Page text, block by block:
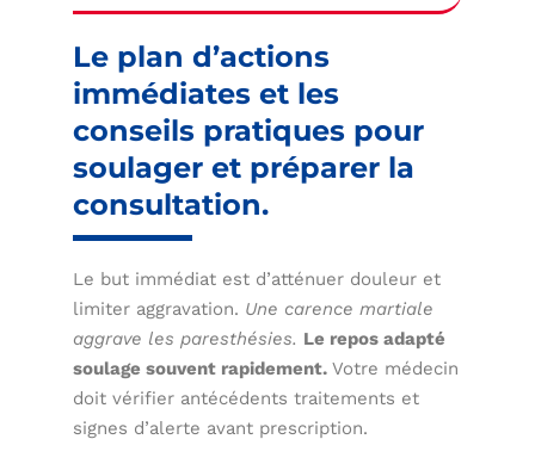
Le plan d’actions
immédiates et les
conseils pratiques pour
soulager et préparer la
consultation.
Le but immédiat est d’atténuer douleur et
limiter aggravation. Une carence martiale
aggrave les paresthésies. Le repos adapté
soulage souvent rapidement. Votre médecin
doit vérifier antécédents traitements et
signes d’alerte avant prescription.